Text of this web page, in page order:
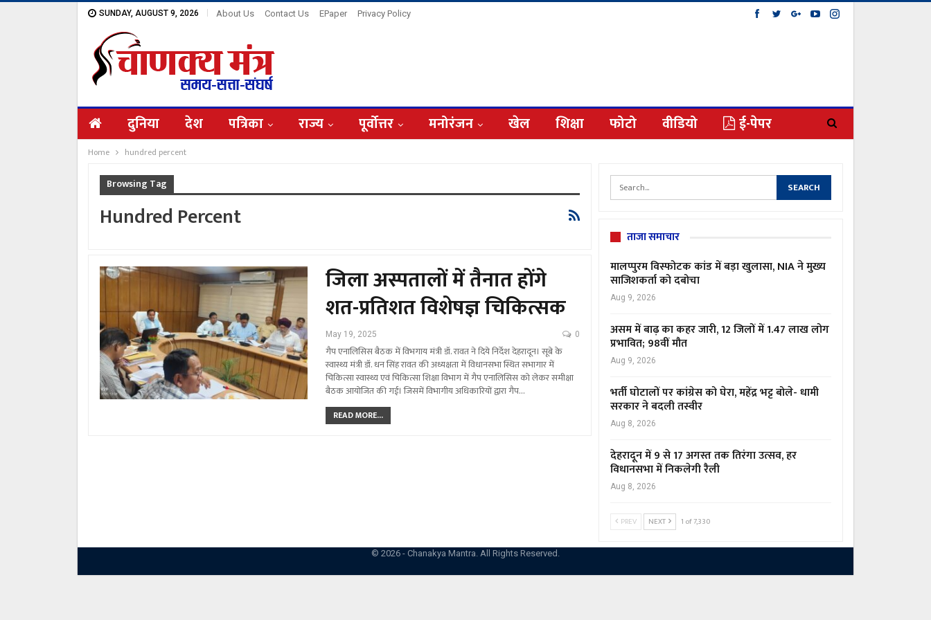
SUNDAY, AUGUST 9, 2026 About Us Contact Us EPaper Privacy Policy
दुनिया देश पत्रिका राज्य पूर्वोत्तर मनोरंजन खेल शिक्षा फोटो वीडियो ई-पेपर
Home hundred percent
Browsing Tag
Hundred Percent
जिला अस्पतालों में तैनात होंगे
शत-प्रतिशत विशेषज्ञ चिकित्सक
May 19, 2025 0
गैप एनालिसिस बैठक में विभगाय मंत्री डॉ. रावत ने दिये निर्देश देहरादून। सूबे के
स्वास्थ्य मंत्री डॉ. धन सिंह रावत की अध्यक्षता में विधानसभा स्थित सभागार में
चिकित्सा स्वास्थ्य एवं चिकित्सा शिक्षा विभाग में गैप एनालिसिस को लेकर समीक्षा
बैठक आयोजित की गई। जिसमें विभागीय अधिकारियों द्वारा गैप…
READ MORE...
ताजा समाचार
मालप्पुरम विस्फोटक कांड में बड़ा खुलासा, NIA ने मुख्य
साजिशकर्ता को दबोचा
Aug 9, 2026
असम में बाढ़ का कहर जारी, 12 जिलों में 1.47 लाख लोग
प्रभावित; 98वीं मौत
Aug 9, 2026
भर्ती घोटालों पर कांग्रेस को घेरा, महेंद्र भट्ट बोले- धामी
सरकार ने बदली तस्वीर
Aug 8, 2026
देहरादून में 9 से 17 अगस्त तक तिरंगा उत्सव, हर
विधानसभा में निकलेगी रैली
Aug 8, 2026
PREV NEXT 1 of 7,330
© 2026 - Chanakya Mantra. All Rights Reserved.